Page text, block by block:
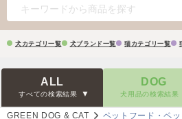
犬カテゴリ一覧 犬ブランド一覧 猫カテゴリ一覧
ALL
すべての検索結果
DOG
犬用品の検索結果
GREEN DOG & CAT ペットフード・ペ